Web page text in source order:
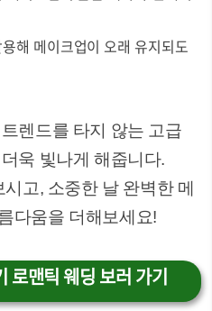
해 메이크업이 오래 유지되도
렌드를 타지 않는 고급
욱 빛나게 해줍니다.
고, 소중한 날 완벽한 메
다움을 더해보세요!
로맨틱 웨딩 보러 가기